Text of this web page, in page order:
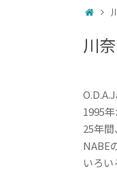
川
1995
25年
NABE
いろ